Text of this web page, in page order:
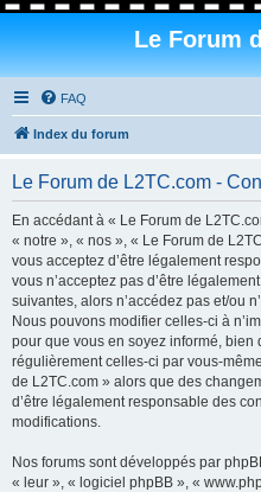
Le Forum
FAQ
Index du forum
Le Forum de L2TC.com -
En accédant à « Le Forum de
« notre », « nos », « Le Forum de
vous acceptez d’être légalement
vous n’acceptez pas d’être
suivantes, alors n’accédez pas et/ou
Nous pouvons modifier celles-ci à
pour que vous en soyez informé, bien
régulièrement celles-ci par vous-
de L2TC.com » alors que des
d’être légalement responsable des
modifications.
Nos forums sont développés par
« leur », « logiciel phpBB », «